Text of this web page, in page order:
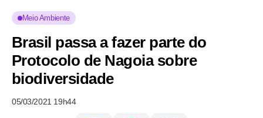
Meio Ambiente
Brasil passa a fazer parte do
Protocolo de Nagoia sobre
biodiversidade
05/03/2021 19h44